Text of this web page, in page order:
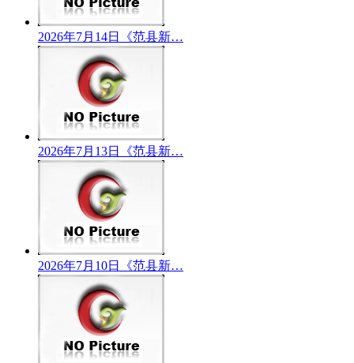
2026年7月14日《范县新…
2026年7月13日《范县新…
2026年7月10日《范县新…